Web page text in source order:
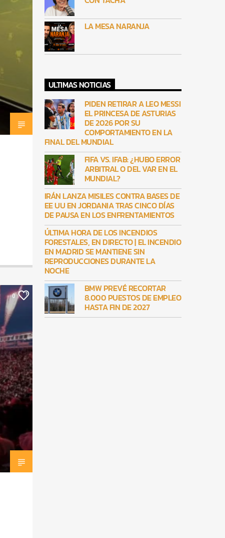
0
LA MESA NARANJA
ULTIMAS NOTICIAS
PIDEN RETIRAR A LEO MESSI
EL PRINCESA DE ASTURIAS
DE 2026 POR SU
COMPORTAMIENTO EN LA
FINAL DEL MUNDIAL
FIFA VS. IFAB: ¿HUBO ERROR
ARBITRAL O DEL VAR EN EL
MUNDIAL?
IRÁN LANZA MISILES CONTRA BASES DE
EE UU EN JORDANIA TRAS CINCO DÍAS
DE PAUSA EN LOS ENFRENTAMIENTOS
ÚLTIMA HORA DE LOS INCENDIOS
FORESTALES, EN DIRECTO | EL INCENDIO
EN MADRID SE MANTIENE SIN
REPRODUCCIONES DURANTE LA
NOCHE
BMW PREVÉ RECORTAR
8.000 PUESTOS DE EMPLEO
HASTA FIN DE 2027